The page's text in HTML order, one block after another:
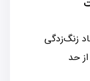
زنگ‌زدگی
حد